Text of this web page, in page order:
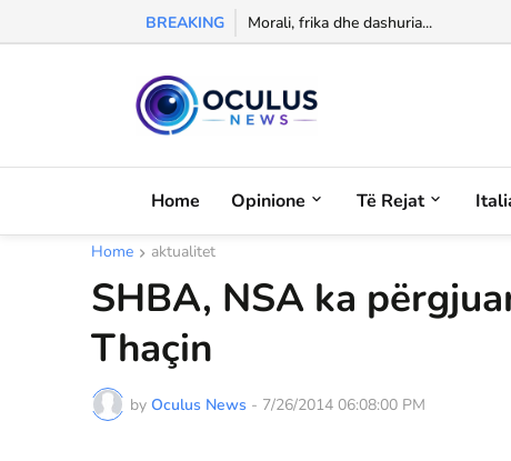
BREAKING Morali, frika dhe dashuria...
Home Opinione Të Rejat
Home aktualitet
SHBA, NSA ka
Thaçin
by Oculus News - 7/26/2014 06:08:00 PM